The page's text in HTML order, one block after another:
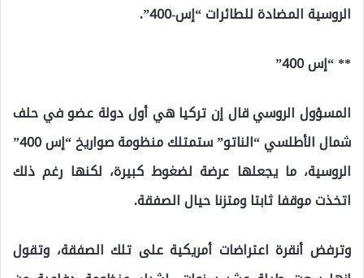
الروسية المضادة للطائرات “إس-400”.
** “إس 400”
المسؤول الروسي قال إن تركيا هي أول دولة عضو في حلف
شمال الأطلسي “الناتو” ستمتلك منظومة صواريخ “إس 400”
الروسية، ما يجعلها عرضة لضغوط كبيرة، لكنها رغم ذلك
اتخذت موقفا ثابتا ومتزنا حيال الصفقة.
وترفض أنقرة اعتراضات أمريكية على تلك الصفقة، وتقول